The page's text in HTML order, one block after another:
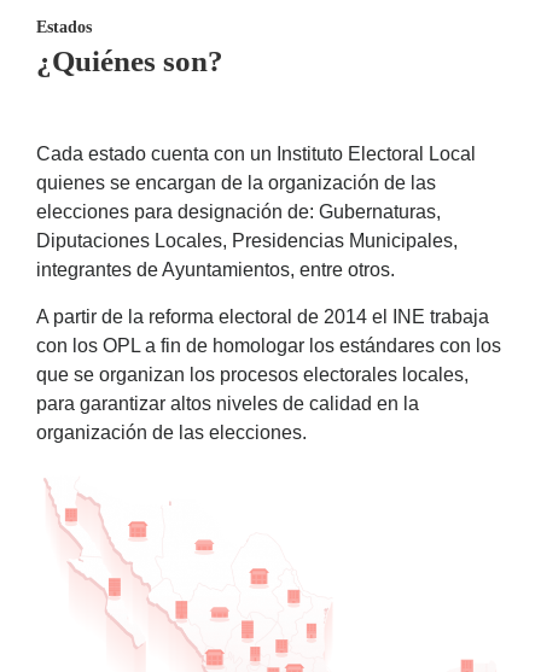
Estados
¿Quiénes son?
Cada estado cuenta con un Instituto Electoral Local
quienes se encargan de la organización de las
elecciones para designación de: Gubernaturas,
Diputaciones Locales, Presidencias Municipales,
integrantes de Ayuntamientos, entre otros.
A partir de la reforma electoral de 2014 el INE trabaja
con los OPL a fin de homologar los estándares con los
que se organizan los procesos electorales locales,
para garantizar altos niveles de calidad en la
organización de las elecciones.